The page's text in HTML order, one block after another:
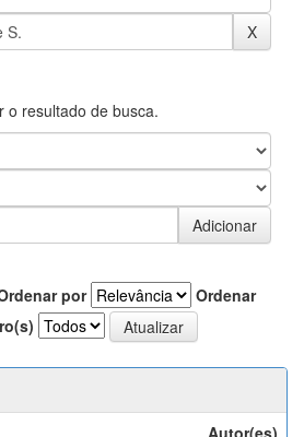
o resultado de busca.
por
Ordenar
Autor(es)